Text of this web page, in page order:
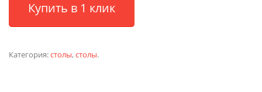
Купить в 1 клик
Категория:столы,столы.